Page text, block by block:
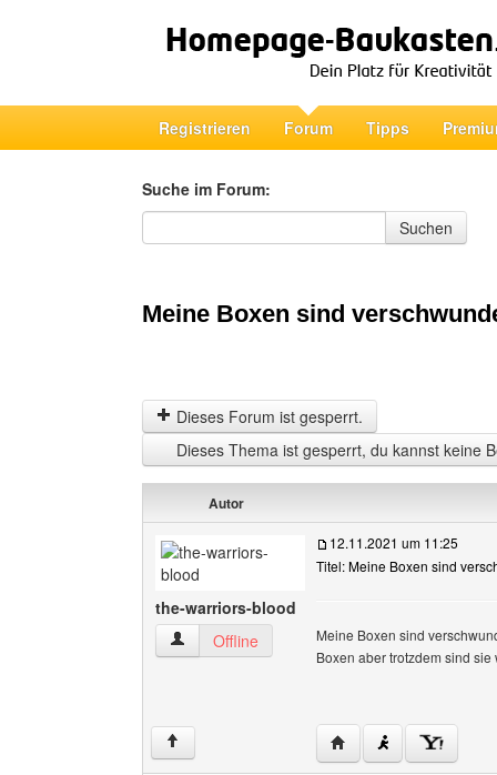
Registrieren Forum Tipps
Suche im Forum:
Suche im Forum
Suchen
Meine Boxen sind
Dieses Forum ist gesperrt.
Dieses Thema ist gesperrt, du kannst keine
Autor
the-warriors-blood
the-warriors-blood Benutzer-Profile anzeigen
Offline
12.11.2021 um 11:25
Titel: Meine Boxen sind
Meine Boxen sind
Boxen aber trotzdem sind
↑ Website dieses